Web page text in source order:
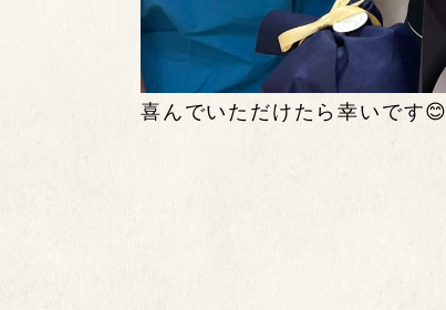
喜んでいただけたら幸いです😊